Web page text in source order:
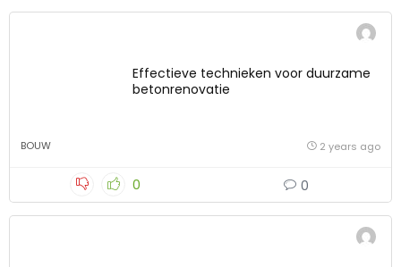
Effectieve technieken voor duurzame
betonrenovatie
BOUW 2 years ago
0 0